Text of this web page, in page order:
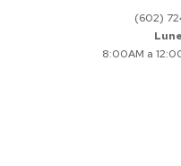
(602)
8:00AM a